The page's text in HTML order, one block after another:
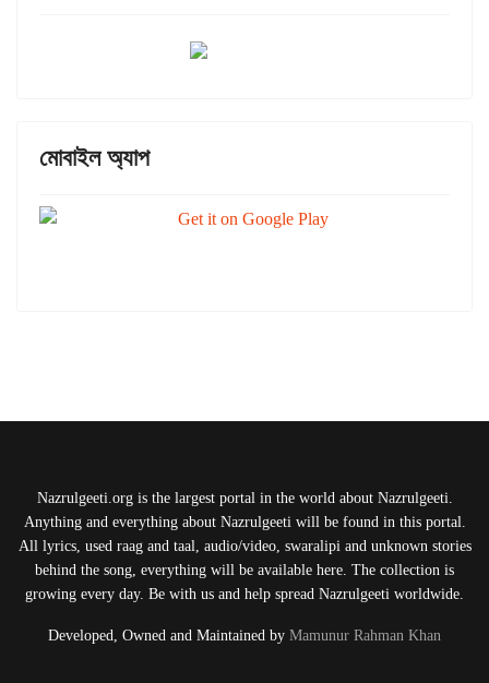
মোবাইল অ্যাপ
Nazrulgeeti.org is the largest portal in the world about Nazrulgeeti.
Anything and everything about Nazrulgeeti will be found in this portal.
All lyrics, used raag and taal, audio/video, swaralipi and unknown stories
behind the song, everything will be available here. The collection is
growing every day. Be with us and help spread Nazrulgeeti worldwide.
Developed, Owned and Maintained by Mamunur Rahman Khan